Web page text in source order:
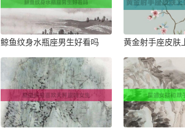
鲸鱼纹身水瓶座男生好看吗